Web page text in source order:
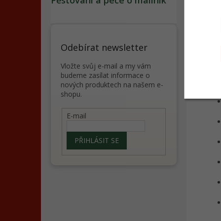
Odebírat newsletter
Vložte svůj e-mail a my vám
budeme zasílat informace o
nových produktech na našem e-
shopu.
E-mail
PŘIHLÁSIT SE